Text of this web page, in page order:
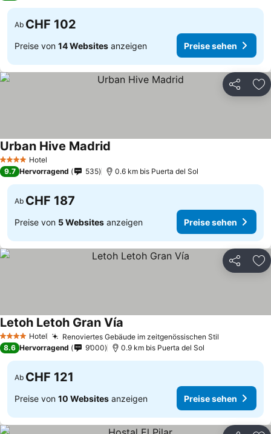
Ab CHF 102
Preise von 14 Websites anzeigen Preise sehen
Teilen
4 Sterne Hotel
Urban Hive Madrid
9.7 Hervorragend 535 0.6 km bis Puerta del Sol
Ab CHF 187
Preise von 5 Websites anzeigen Preise sehen
Teilen
4 Sterne Hotel Renoviertes Gebäude im zeitgenössischen Stil
Letoh Letoh Gran Vía
8.6 Hervorragend 9’000 0.9 km bis Puerta del Sol
Ab CHF 121
Preise von 10 Websites anzeigen Preise sehen